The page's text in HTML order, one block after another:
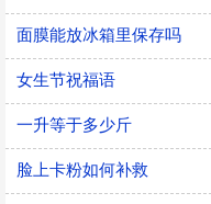
面膜能放冰箱里保存吗
女生节祝福语
一升等于多少斤
脸上卡粉如何补救